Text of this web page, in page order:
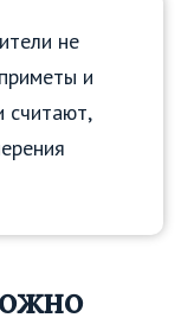
не
и
считают,